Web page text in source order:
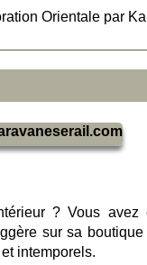
Orientale par
? Vous avez
sur sa
intemporels.